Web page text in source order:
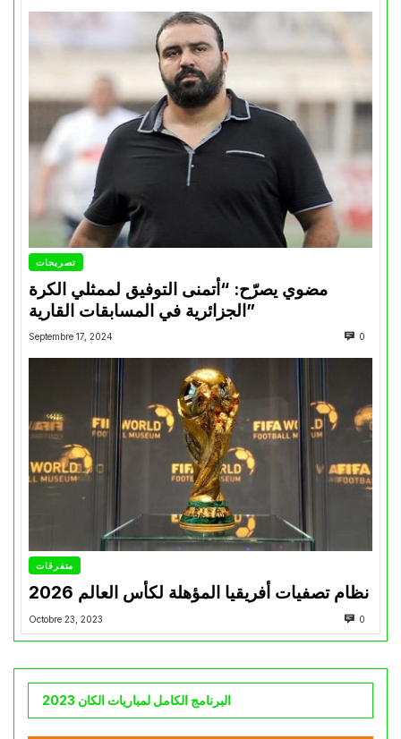
تصريحات
مضوي يصرّح: “أتمنى التوفيق لممثلي الكرة
الجزائرية في المسابقات القارية”
Septembre 17, 2024 0
متفرقات
نظام تصفيات أفريقيا المؤهلة لكأس العالم 2026
Octobre 23, 2023 0
البرنامج الكامل لمباريات الكان 2023